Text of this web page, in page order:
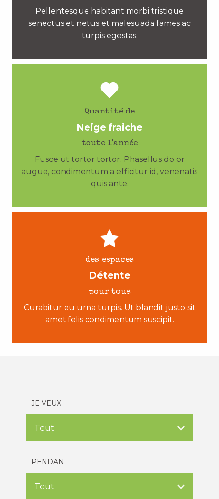
Pellentesque habitant morbi tristique
senectus et netus et malesuada fames ac
turpis egestas.
Quantité de
Neige fraiche
toute l'année
Fusce ut tortor tortor. Phasellus dolor
augue, condimentum a efficitur id, venenatis
quis ante.
des espaces
Détente
pour tous
Curabitur eu urna turpis. Ut blandit justo sit
amet felis condimentum suscipit.
JE VEUX
PENDANT